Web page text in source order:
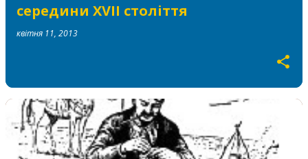
середини XVII століття
квітня 11, 2013